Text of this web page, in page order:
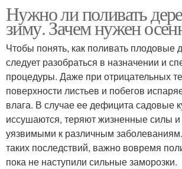
Нужно ли поливать
зиму. Зачем нужен
Чтобы понять, как поливать плодовые
следует разобраться в назначении и
процедуры. Даже при отрицательных
поверхности листьев и побегов
влага. В случае ее дефицита садовые
иссушаются, теряют жизненные силы и
уязвимыми к различным
таких последствий, важно вовремя
пока не наступили сильные заморозки.